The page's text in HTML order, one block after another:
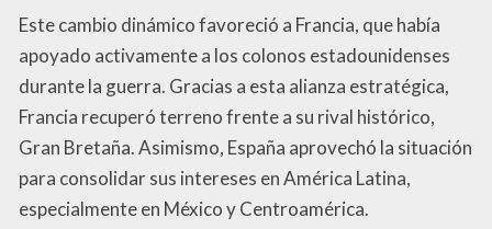
Este cambio dinámico favoreció a Francia, que había
apoyado activamente a los colonos estadounidenses
durante la guerra. Gracias a esta alianza estratégica,
Francia recuperó terreno frente a su rival histórico,
Gran Bretaña. Asimismo, España aprovechó la situación
para consolidar sus intereses en América Latina,
especialmente en México y Centroamérica.